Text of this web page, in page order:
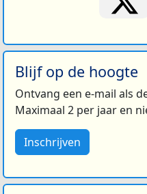
Blijf op de hoogte
Ontvang een e-mail als
Maximaal 2 per jaar en
Inschrijven